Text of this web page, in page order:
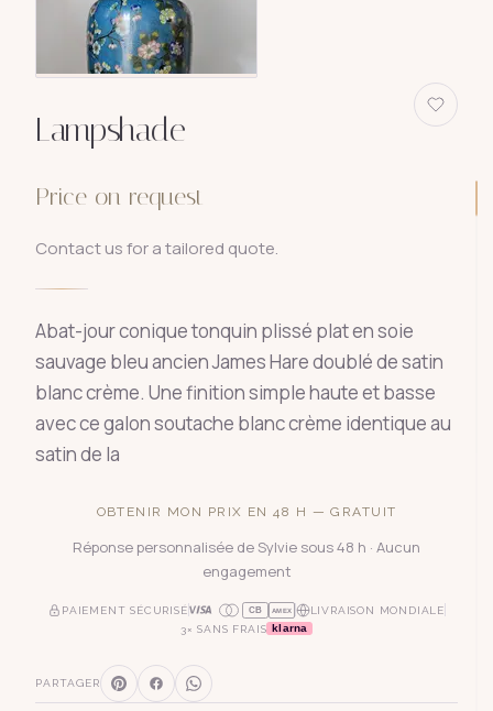
Lampshade
Price on request
Contact us for a tailored quote.
Abat-jour conique tonquin plissé plat en soie
sauvage bleu ancien James Hare doublé de satin
blanc crème. Une finition simple haute et basse
avec ce galon soutache blanc crème identique au
satin de la
OBTENIR MON PRIX EN 48 H — GRATUIT
Réponse personnalisée de Sylvie sous 48 h · Aucun
engagement
PAIEMENT SÉCURISÉ CB AMEX
LIVRAISON MONDIALE
3× SANS FRAIS klarna
PARTAGER